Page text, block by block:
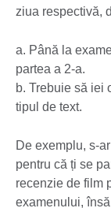
ziua respectivă,
a. Până la
partea a 2-a.
b. Trebuie să iei
tipul de text.
De exemplu, s-
pentru că ți se
recenzie de film
examenului,